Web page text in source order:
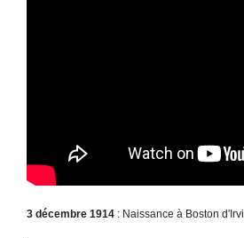
3 décembre 1914 : Naissance à Boston